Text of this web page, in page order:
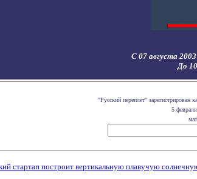
С 07 августа
До
"Русский переплет" зарегистрирован
5
стартап построит вертикальную плавучую